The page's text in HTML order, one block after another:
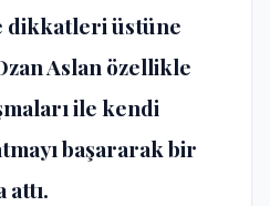
dikkatleri üstüne
Aslan özellikle
ile kendi
başararak bir
attı.